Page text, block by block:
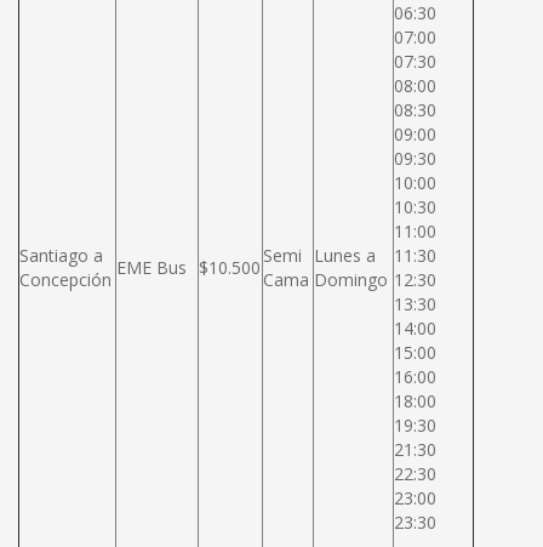
Santiago a
Concepción
EME Bus $10.500
Semi
Cama
Lunes a
Domingo
06:30
07:00
07:30
08:00
08:30
09:00
09:30
10:00
10:30
11:00
11:30
12:30
13:30
14:00
15:00
16:00
18:00
19:30
21:30
22:30
23:00
23:30